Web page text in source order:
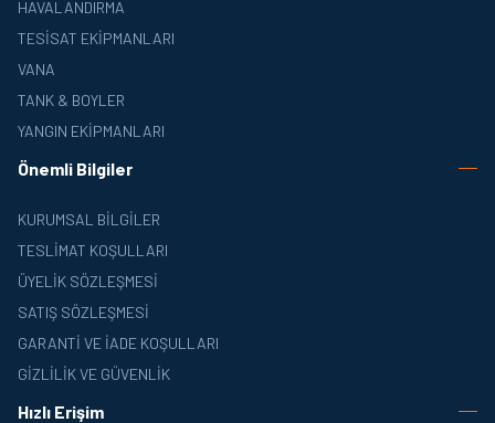
HAVALANDIRMA
TESISAT EKIPMANLARI
VANA
TANK & BOYLER
YANGIN EKIPMANLARI
Önemli Bilgiler
KURUMSAL BILGILER
TESLIMAT KOŞULLARI
ÜYELIK SÖZLEŞMESI
SATIŞ SÖZLEŞMESI
GARANTI VE İADE KOŞULLARI
GIZLILIK VE GÜVENLIK
Hızlı Erişim